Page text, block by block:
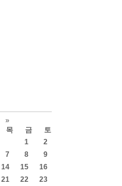
»
목 금
토
1
2
7 8
9
14 15
16
21 22
23